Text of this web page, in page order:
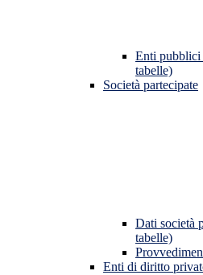
Enti pubblici
tabelle)
Società partecipate
Dati società
tabelle)
Enti di diritto